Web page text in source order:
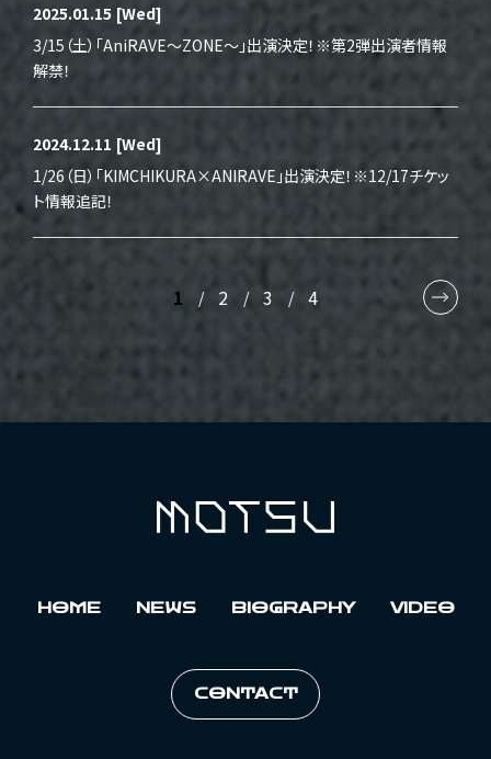
2025.01.15 [Wed]
3/15（土）「AniRAVE～ZONE～」出演決定！※第2弾出演者情報
解禁！
2024.12.11 [Wed]
1/26（日）「KIMCHIKURA×ANIRAVE」出演決定！※12/17チケッ
ト情報追記！
1 2 3 4
HOME NEWS BIOGRAPHY VIDEO
CONTACT